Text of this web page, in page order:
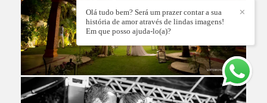
✕
Olá tudo bem? Será um prazer contar a sua
história de amor através de lindas imagens!
Em que posso ajuda-lo(a)?